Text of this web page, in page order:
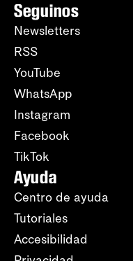
Seguinos
Newsletters
RSS
YouTube
WhatsApp
Instagram
Facebook
TikTok
Ayuda
Centro de ayuda
Tutoriales
Accesibilidad